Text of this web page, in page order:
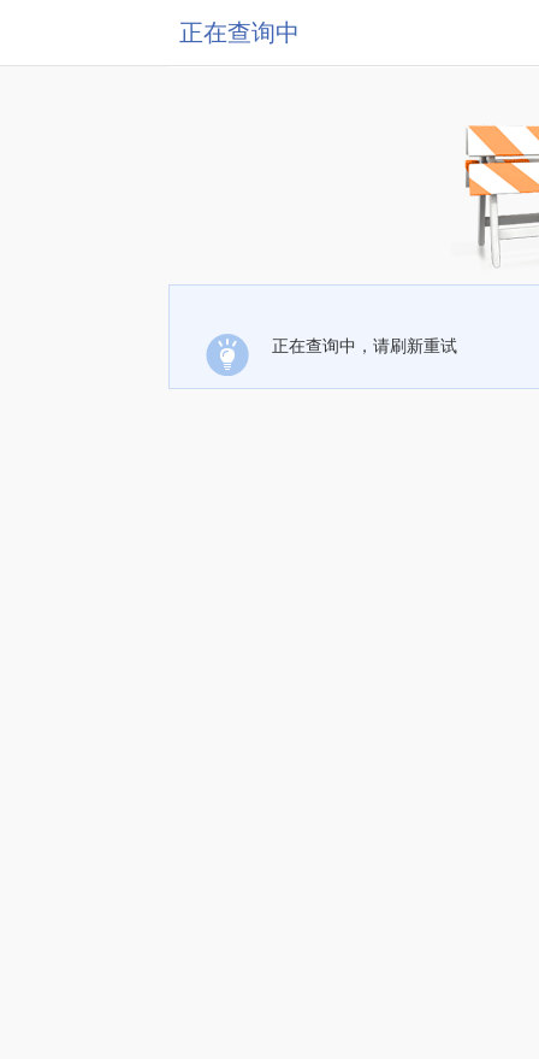
正在查询中
正在查询中，请刷新重试